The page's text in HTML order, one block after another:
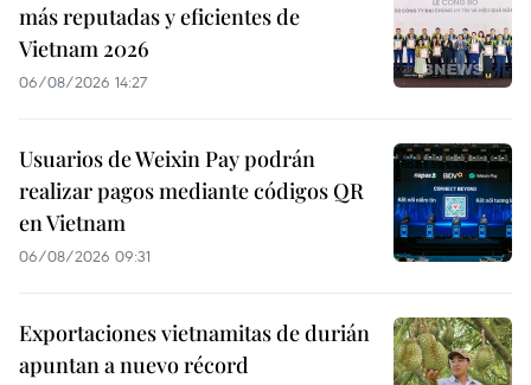
más reputadas y eficientes de
Vietnam 2026
06/08/2026 14:27
Usuarios de Weixin Pay podrán
realizar pagos mediante códigos QR
en Vietnam
06/08/2026 09:31
Exportaciones vietnamitas de durián
apuntan a nuevo récord